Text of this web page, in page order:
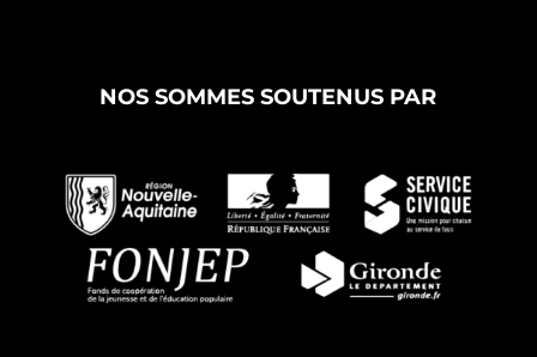
NOS SOMMES SOUTENUS PAR